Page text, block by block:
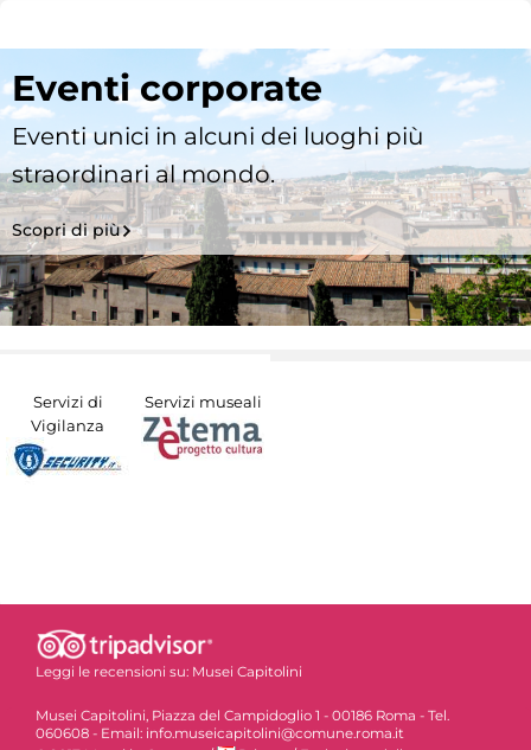
Eventi corporate
Eventi unici in alcuni dei luoghi più
straordinari al mondo.
Scopri di più
Servizi di
Vigilanza
Servizi museali
Leggi le recensioni su: Musei Capitolini
Musei Capitolini, Piazza del Campidoglio 1 - 00186 Roma - Tel.
060608 - Email: info.museicapitolini@comune.roma.it